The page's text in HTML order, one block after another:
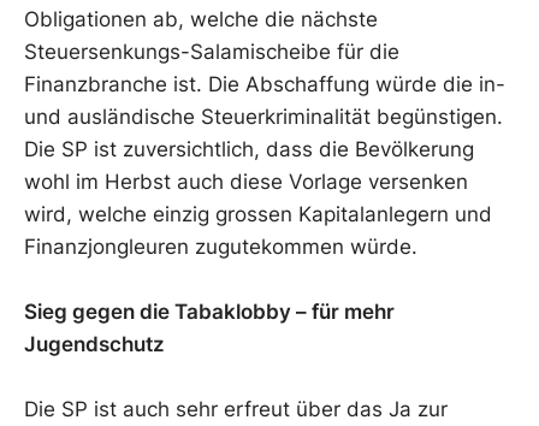
Obligationen ab, welche die nächste
Steuersenkungs-Salamischeibe für die
Finanzbranche ist. Die Abschaffung würde die in-
und ausländische Steuerkriminalität begünstigen.
Die SP ist zuversichtlich, dass die Bevölkerung
wohl im Herbst auch diese Vorlage versenken
wird, welche einzig grossen Kapitalanlegern und
Finanzjongleuren zugutekommen würde.
Sieg gegen die Tabaklobby – für mehr
Jugendschutz
Die SP ist auch sehr erfreut über das Ja zur